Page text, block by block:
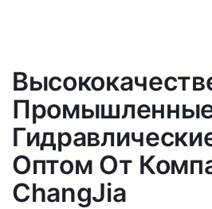
Оптом От
ChangJia